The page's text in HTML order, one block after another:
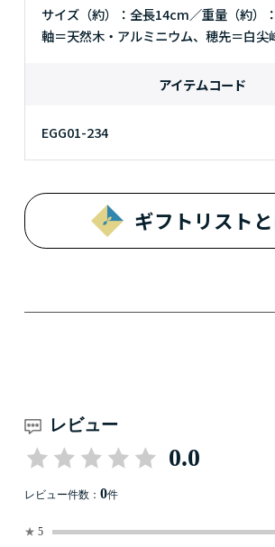
サイズ（約）：全長14cm／重量（約）
軸＝天然木・アルミニウム、穂先＝白尖
アイテムコード
EGG01-234
ギフトリスト
レビュー
0.0
レビュー件数： 0件
★ 5